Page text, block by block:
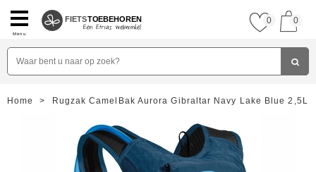
Menu
FIETSTOEBEHOREN 0 0
Home > Rugzak CamelBak Aurora Gibraltar Navy Lake Blue 2,5L